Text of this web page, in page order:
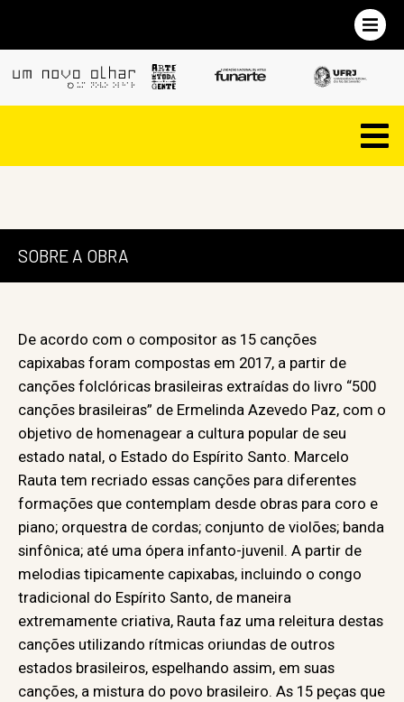
SOBRE A OBRA
De acordo com o compositor as 15 canções
capixabas foram compostas em 2017, a partir de
canções folclóricas brasileiras extraídas do livro “500
canções brasileiras” de Ermelinda Azevedo Paz, com o
objetivo de homenagear a cultura popular de seu
estado natal, o Estado do Espírito Santo. Marcelo
Rauta tem recriado essas canções para diferentes
formações que contemplam desde obras para coro e
piano; orquestra de cordas; conjunto de violões; banda
sinfônica; até uma ópera infanto-juvenil. A partir de
melodias tipicamente capixabas, incluindo o congo
tradicional do Espírito Santo, de maneira
extremamente criativa, Rauta faz uma releitura destas
canções utilizando rítmicas oriundas de outros
estados brasileiros, espelhando assim, em suas
canções, a mistura do povo brasileiro. As 15 peças que